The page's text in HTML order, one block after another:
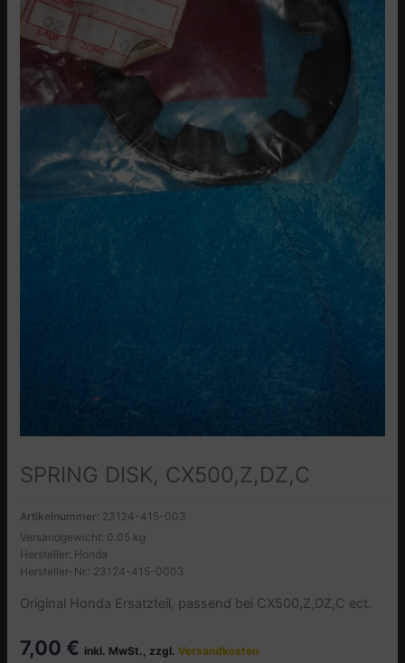
SPRING DISK, CX500,Z,DZ,C
Artikelnummer: 23124-415-003
Versandgewicht: 0.05 kg
Hersteller: Honda
Hersteller-Nr.: 23124-415-0003
Original Honda Ersatzteil, passend bei CX500,Z,DZ,C ect.
7,00 € inkl. MwSt., zzgl.Versandkosten